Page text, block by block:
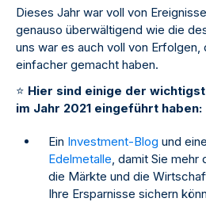
Dieses Jahr war voll von
genauso überwältigend wie die
uns war es auch voll von Erfolgen,
einfacher gemacht haben.
⭐ Hier sind einige der
im Jahr 2021 eingeführt haben:
Ein Investment-Blog und
Edelmetalle , damit Sie
die Märkte und die
Ihre Ersparnisse sichern